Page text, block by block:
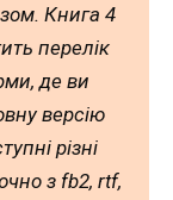
Книга 4
перелік
де ви
версію
різні
з fb2, rtf,